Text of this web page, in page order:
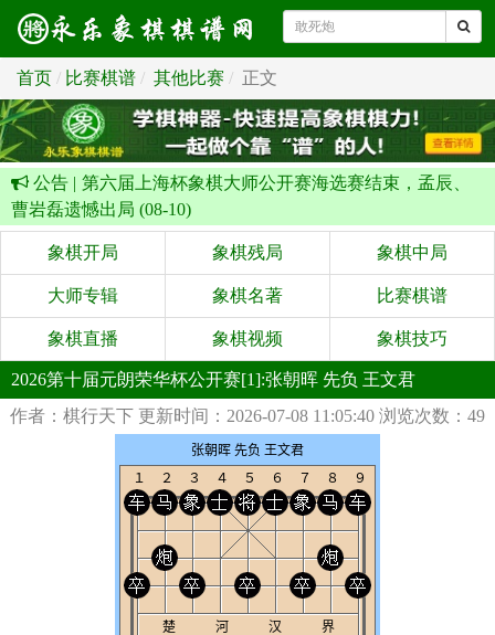
首页 比赛棋谱 其他比赛 正文
公告 | 第六届上海杯象棋大师公开赛海选赛结束，孟辰、
曹岩磊遗憾出局 (08-10)
象棋开局 象棋残局 象棋中局
大师专辑 象棋名著 比赛棋谱
象棋直播 象棋视频 象棋技巧
2026第十届元朗荣华杯公开赛[1]:张朝晖 先负 王文君
作者：棋行天下 更新时间：2026-07-08 11:05:40 浏览次数：49